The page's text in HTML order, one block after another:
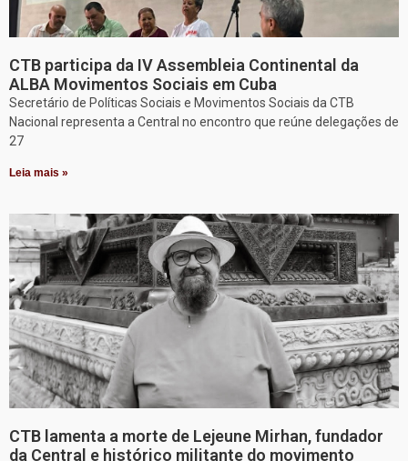
CTB participa da IV Assembleia Continental da
ALBA Movimentos Sociais em Cuba
Secretário de Políticas Sociais e Movimentos Sociais da CTB
Nacional representa a Central no encontro que reúne delegações de
27
Leia mais »
CTB lamenta a morte de Lejeune Mirhan, fundador
da Central e histórico militante do movimento